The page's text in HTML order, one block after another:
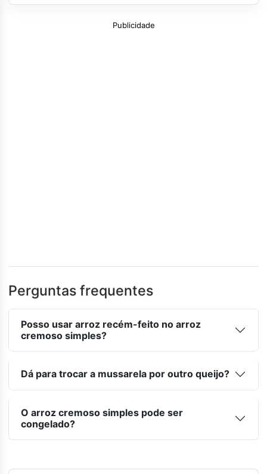
Publicidade
Perguntas frequentes
Posso usar arroz recém-feito no arroz
cremoso simples?
Dá para trocar a mussarela por outro queijo?
O arroz cremoso simples pode ser
congelado?